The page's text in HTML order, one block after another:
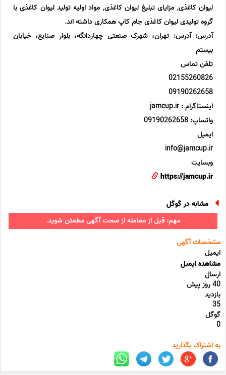
لیوان کاغذی, مزایای تبلیغ لیوان کاغذی, مواد اولیه تولید لیوان کاغذی با
گروه تولیدی لیوان کاغذی جام کاپ همکاری داشته اند.
آدرس: آدرس: تهران، شهرک صنعتی چهاردانگه، بلوار صنایع، خیابان
بیستم
تلفن تماس
02155260826
09190262658
اینستاگرام : jamcup.ir
واتساپ: 09190262658
ایمیل
info@jamcup.ir
وبسایت
https://jamcup.ir
مشابه در گوگل
مهم: قبل از معامله از صحت آگهی مطمئن شوید.
مشخصات آگهی
ایمیل
مشاهده ایمیل
ارسال
40 روز پیش
بازدید
35
گوگل
0
به اشتراک بگذارید